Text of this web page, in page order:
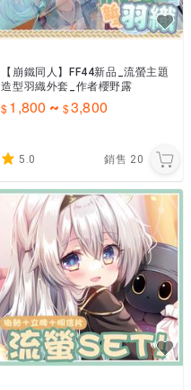
【崩鐵同人】FF44新品_流螢主題
造型羽織外套_作者櫻野露
1,800 ~ 3,800
5.0 銷售 20